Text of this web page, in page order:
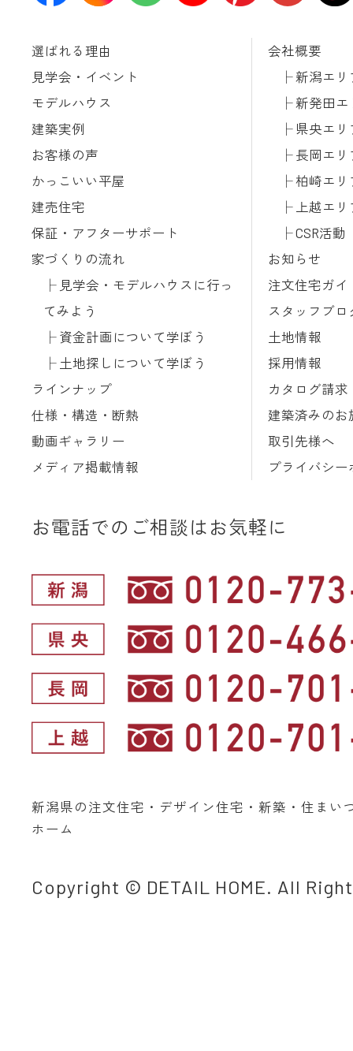
選ばれる理由
見学会・イベント
モデルハウス
建築実例
お客様の声
かっこいい平屋
建売住宅
保証・アフターサポート
家づくりの流れ
見学会・モデルハウスに行っ
てみよう
資金計画について学ぼう
土地探しについて学ぼう
ラインナップ
仕様・構造・断熱
動画ギャラリー
メディア掲載情報
会社概要
新潟エリ
新発田エ
県央エリ
長岡エリ
柏崎エリ
上越エリ
CSR活動
お知らせ
注文住宅ガイ
スタッフブロ
土地情報
採用情報
カタログ請求
建築済みのお
取引先様へ
プライバシー
お電話でのご相談はお気軽に
新潟県の注文住宅・デザイン住宅・新築・住まい
ホーム
Copyright © DETAIL HOME. All